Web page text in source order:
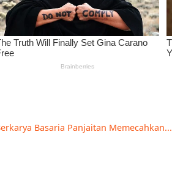
Basaria Panjaitan Memecahkan...